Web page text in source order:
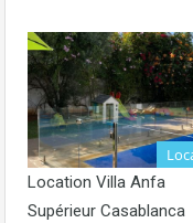
Location Villa Anfa
Supérieur Casablanca